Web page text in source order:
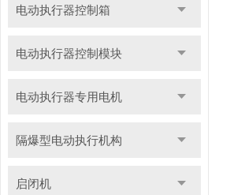
电动执行器控制箱
电动执行器控制模块
电动执行器专用电机
隔爆型电动执行机构
启闭机